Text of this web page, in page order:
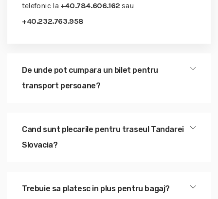
telefonic la +40.784.606.162 sau
+40.232.763.958
De unde pot cumpara un bilet pentru
transport persoane?
Cand sunt plecarile pentru traseul Tandarei
Slovacia?
Trebuie sa platesc in plus pentru bagaj?